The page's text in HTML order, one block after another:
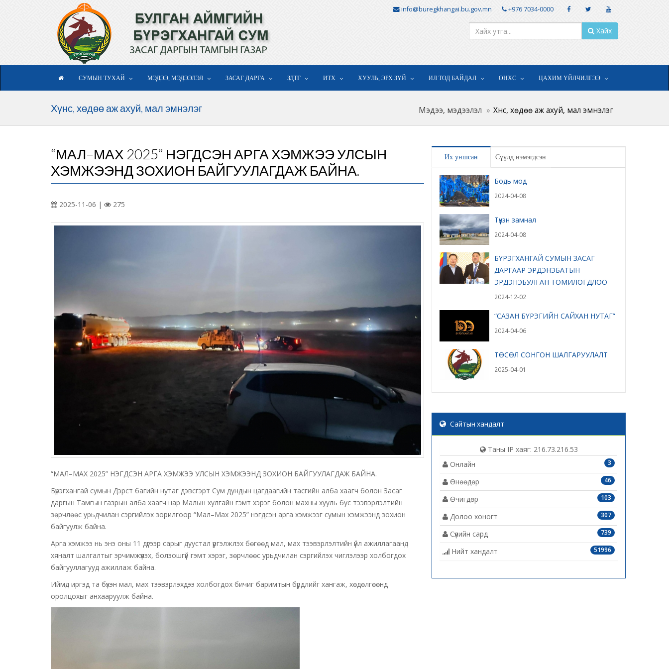
info@buregkhangai.bu.gov.mn +976 7034-0000
Хайх
СУМЫН ТУХАЙ МЭДЭЭ, МЭДЭЭЛЭЛ ЗАСАГ ДАРГА ЗДТГ ИТХ ХУУЛЬ, ЭРХ ЗҮЙ ИЛ ТОД БАЙДАЛ ОНХС ЦАХИМ ҮЙЛЧИЛГЭЭ
Хүнс, хөдөө аж ахуй, мал эмнэлэг Мэдээ, мэдээлэл Хүнс, хөдөө аж ахуй, мал эмнэлэг
“МАЛ–МАХ 2025” НЭГДСЭН АРГА ХЭМЖЭЭ УЛСЫН
ХЭМЖЭЭНД ЗОХИОН БАЙГУУЛАГДАЖ БАЙНА.
2025-11-06 | 275
“МАЛ–МАХ 2025” НЭГДСЭН АРГА ХЭМЖЭЭ УЛСЫН ХЭМЖЭЭНД ЗОХИОН БАЙГУУЛАГДАЖ БАЙНА.
Бүрэгхангай сумын Дэрст багийн нутаг дэвсгэрт Сум дундын цагдаагийн тасгийн алба хаагч болон Засаг
даргын Тамгын газрын алба хаагч нар Малын хулгайн гэмт хэрэг болон махны хууль бус тээвэрлэлтийн
зөрчлөөс урьдчилан сэргийлэх зорилгоор “Мал–Мах 2025” нэгдсэн арга хэмжээг сумын хэмжээнд зохион
байгуулж байна.
Арга хэмжээ нь энэ оны 11 дүгээр сарыг дуустал үргэлжлэх бөгөөд мал, мах тээвэрлэлтийн үйл ажиллагаанд
хяналт шалгалтыг эрчимжүүлэх, болзошгүй гэмт хэрэг, зөрчлөөс урьдчилан сэргийлэх чиглэлээр холбогдох
байгууллагууд ажиллаж байна.
Иймд иргэд та бүхэн мал, мах тээвэрлэхдээ холбогдох бичиг баримтын бүрдлийг хангаж, хөдөлгөөнд
оролцохыг анхааруулж байна.
Их уншсан Сүүлд нэмэгдсэн
Бодь мод
2024-04-08
Түүхэн замнал
2024-04-08
БҮРЭГХАНГАЙ СУМЫН ЗАСАГ
ДАРГААР ЭРДЭНЭБАТЫН
ЭРДЭНЭБУЛГАН ТОМИЛОГДЛОО
2024-12-02
“САЗАН БҮРЭГИЙН САЙХАН НУТАГ”
2024-04-06
ТӨСӨЛ СОНГОН ШАЛГАРУУЛАЛТ
2025-04-01
Сайтын хандалт
Таны IP хаяг: 216.73.216.53
3
Онлайн
46
Өнөөдөр
103
Өчигдөр
307
Долоо хоногт
739
Сүүлийн сард
51996
Нийт хандалт